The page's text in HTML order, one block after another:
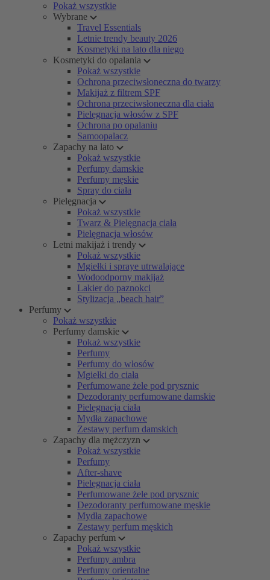
Pokaż wszystkie
Wybrane
Travel Essentials
Letnie trendy beauty 2026
Kosmetyki na lato dla niego
Kosmetyki do opalania
Pokaż wszystkie
Ochrona przeciwsłoneczna do twarzy
Makijaż z filtrem SPF
Ochrona przeciwsłoneczna dla ciała
Pielęgnacja włosów z SPF
Ochrona po opalaniu
Samoopalacz
Zapachy na lato
Pokaż wszystkie
Perfumy damskie
Perfumy męskie
Spray do ciała
Pielęgnacja
Pokaż wszystkie
Twarz & Pielęgnacja ciała
Pielęgnacja włosów
Letni makijaż i trendy
Pokaż wszystkie
Mgiełki i spraye utrwalające
Wodoodporny makijaż
Lakier do paznokci
Stylizacja „beach hair”
Perfumy
Pokaż wszystkie
Perfumy damskie
Pokaż wszystkie
Perfumy
Perfumy do włosów
Mgiełki do ciała
Perfumowane żele pod prysznic
Dezodoranty perfumowane damskie
Pielęgnacja ciała
Mydła zapachowe
Zestawy perfum damskich
Zapachy dla mężczyzn
Pokaż wszystkie
Perfumy
After-shave
Pielęgnacja ciała
Perfumowane żele pod prysznic
Dezodoranty perfumowane męskie
Mydła zapachowe
Zestawy perfum męskich
Zapachy perfum
Pokaż wszystkie
Perfumy ambra
Perfumy orientalne